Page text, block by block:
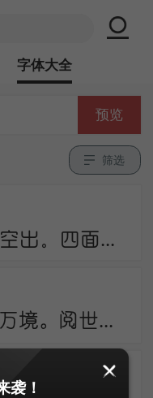
字体大全
预览
筛选
东望黄鹤山，雄雄半空出。四面生白云，中峰倚红日。岩峦行穹跨，峰嶂亦冥密。
静故了群动，空故纳万境。阅世走人间，观身卧云岭。咸酸杂众好，中有至味永。诗法不相妨，此语当更请。
袭！